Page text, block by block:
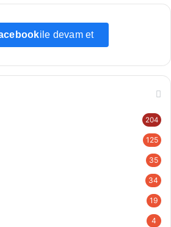
ile devam et
204
125
35
34
19
4